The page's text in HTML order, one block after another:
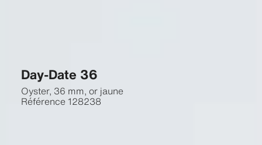
Day-Date 36
Oyster, 36 mm, or jaune
Référence128238